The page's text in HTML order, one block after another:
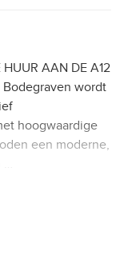
HUUR AAN DE A12
Bodegraven wordt
hoogwaardige
een moderne,